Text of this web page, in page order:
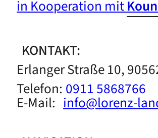
in Kooperation mit
KONTAKT:
Erlanger Straße 10,
Telefon: 0911 5868766
E-Mail: info@lorenz-